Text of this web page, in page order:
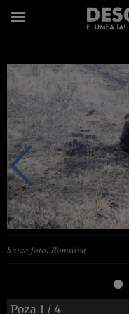
Sursa foto: Romsilva
Poza 1 / 4